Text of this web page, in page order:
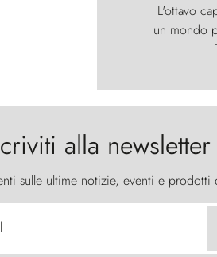
L'ottavo
un mondo
alla newsletter
sulle ultime notizie, eventi e prodotti